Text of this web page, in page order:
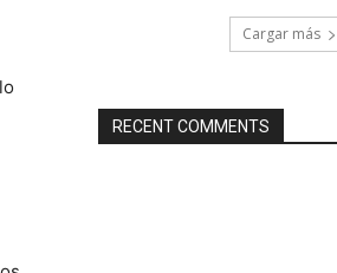
Cargar más
RECENT COMMENTS